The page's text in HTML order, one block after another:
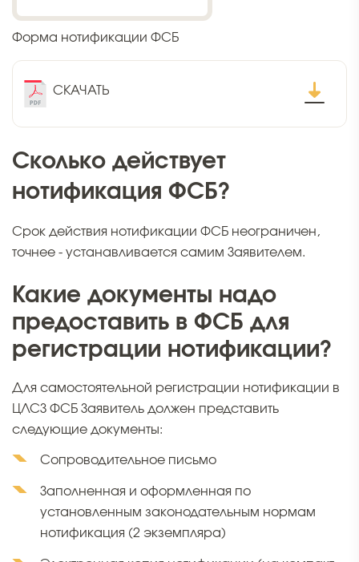
Форма нотификации ФСБ
СКАЧАТЬ
Сколько действует
нотификация ФСБ?
Срок действия нотификации ФСБ неограничен,
точнее - устанавливается самим Заявителем.
Какие документы надо
предоставить в ФСБ для
регистрации нотификации?
Для самостоятельной регистрации нотификации в
ЦЛСЗ ФСБ Заявитель должен представить
следующие документы:
Сопроводительное письмо
Заполненная и оформленная по
установленным законодательным нормам
нотификация (2 экземпляра)